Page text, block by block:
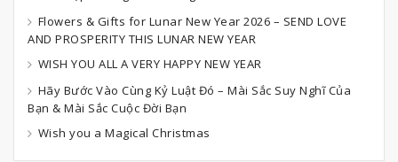
Flowers & Gifts for Lunar New Year 2026 – SEND LOVE
AND PROSPERITY THIS LUNAR NEW YEAR
WISH YOU ALL A VERY HAPPY NEW YEAR
Hãy Bước Vào Cùng Kỷ Luật Đó – Mài Sắc Suy Nghĩ Của
Bạn & Mài Sắc Cuộc Đời Bạn
Wish you a Magical Christmas